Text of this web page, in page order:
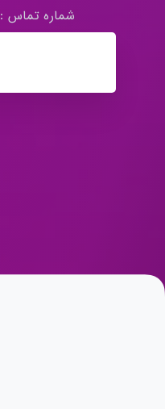
شماره تماس :